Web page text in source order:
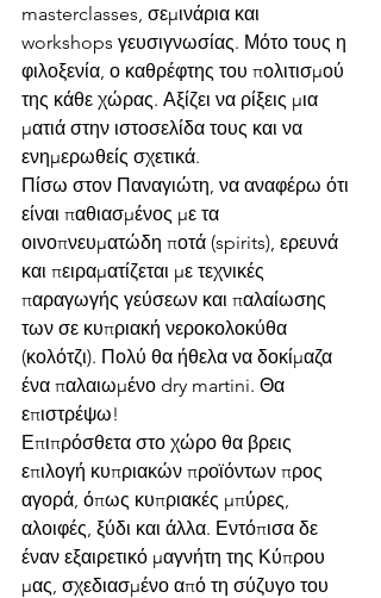
masterclasses, σεμινάρια και
workshops γευσιγνωσίας. Μότο τους η
φιλοξενία, ο καθρέφτης του πολιτισμού
της κάθε χώρας. Αξίζει να ρίξεις μια
ματιά στην ιστοσελίδα τους και να
ενημερωθείς σχετικά.
Πίσω στον Παναγιώτη, να αναφέρω ότι
είναι παθιασμένος με τα
οινοπνευματώδη ποτά (spirits), ερευνά
και πειραματίζεται με τεχνικές
παραγωγής γεύσεων και παλαίωσης
των σε κυπριακή νεροκολοκύθα
(κολότζι). Πολύ θα ήθελα να δοκίμαζα
ένα παλαιωμένο dry martini. Θα
επιστρέψω!
Επιπρόσθετα στο χώρο θα βρεις
επιλογή κυπριακών προϊόντων προς
αγορά, όπως κυπριακές μπύρες,
αλοιφές, ξύδι και άλλα. Εντόπισα δε
έναν εξαιρετικό μαγνήτη της Κύπρου
μας, σχεδιασμένο από τη σύζυγο του